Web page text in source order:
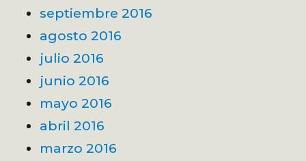
septiembre 2016
agosto 2016
julio 2016
junio 2016
mayo 2016
abril 2016
marzo 2016